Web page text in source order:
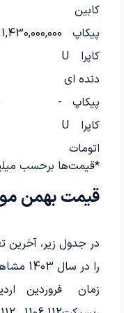
کابین
پیکاپ
کاپرا U
دنده ای
1,430,000,000
پیکاپ
کاپرا U
اتومات
-
*قیمت‌ها برحسب
قیمت بهمن
در جدول زیر،
را در سال 1403 مشاهده می‌کنید:
زمان
فروردین